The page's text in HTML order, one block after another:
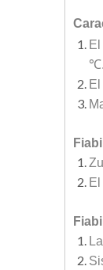
℃.